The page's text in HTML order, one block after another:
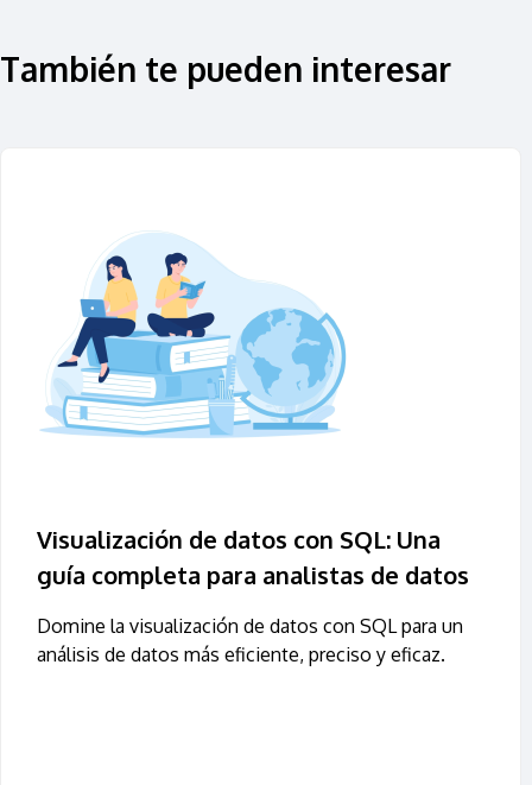
También te pueden interesar
Visualización de datos con SQL: Una
guía completa para analistas de datos
Domine la visualización de datos con SQL para un
análisis de datos más eficiente, preciso y eficaz.